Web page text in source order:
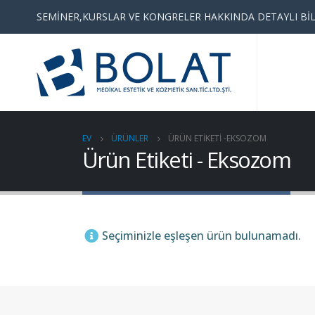
EV ÜRÜNLER ÜRÜN ETIKETI -EKSOZOM
Ürün Etiketi - Eksozom
Seçiminizle eşleşen ürün bulunamadı.
SEMİNER,KURSLAR VE KONGRELER HAKKINDA DETAYLI